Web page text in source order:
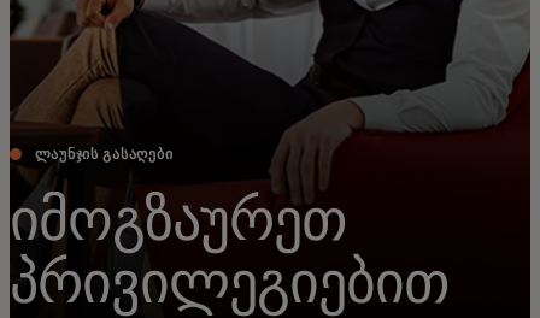
ᲚᲐᲣᲜᲯᲘᲡ ᲒᲐᲡᲐᲦᲔᲑᲘ
იმოგზაურეთ
პრივილეგიებით